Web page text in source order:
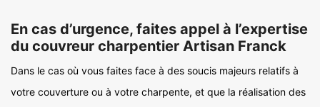
En cas d’urgence, faites appel à l’expertise
du couvreur charpentier Artisan Franck
Dans le cas où vous faites face à des soucis majeurs relatifs à
votre couverture ou à votre charpente, et que la réalisation des